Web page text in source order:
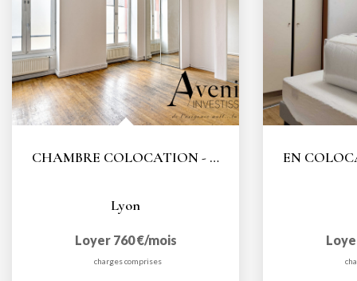
CHAMBRE COLOCATION - LYON 3 - COEUR MONCHAT - MAISONS...
Lyon
Loyer 760 €/mois
charges comprises